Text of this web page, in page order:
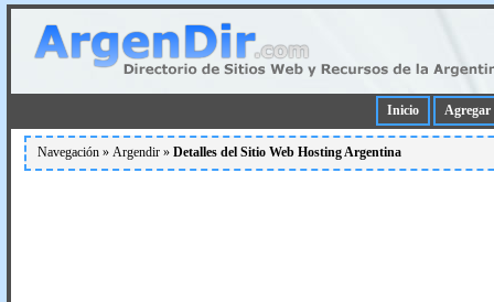
Inicio Agregar
Navegación » Argendir » Detalles del Sitio Web Hosting Argentina